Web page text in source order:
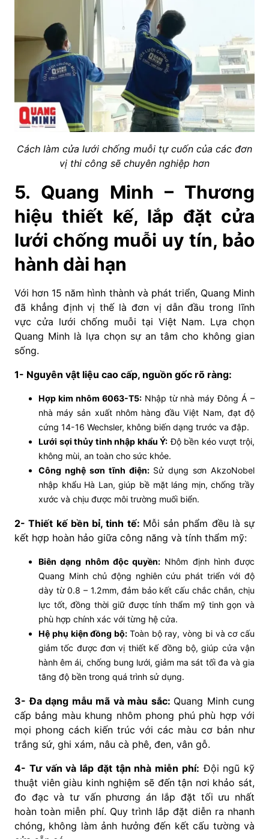
Cách làm cửa lưới chống muỗi tự cuốn của các đơn
vị thi công sẽ chuyên nghiệp hơn
5. Quang Minh – Thương
hiệu thiết kế, lắp đặt cửa
lưới chống muỗi uy tín, bảo
hành dài hạn
Với hơn 15 năm hình thành và phát triển, Quang Minh
đã khẳng định vị thế là đơn vị dẫn đầu trong lĩnh
vực cửa lưới chống muỗi tại Việt Nam. Lựa chọn
Quang Minh là lựa chọn sự an tâm cho không gian
sống.
1- Nguyên vật liệu cao cấp, nguồn gốc rõ ràng:
Hợp kim nhôm 6063-T5:Nhập từ nhà máy Đông Á –
nhà máy sản xuất nhôm hàng đầu Việt Nam, đạt độ
cứng 14-16 Wechsler, không biến dạng trước va đập.
Lưới sợi thủy tinh nhập khẩu Ý: Độ bền kéo vượt trội,
không mùi, an toàn cho sức khỏe.
Công nghệ sơn tĩnh điện:Sử dụng sơn AkzoNobel
nhập khẩu Hà Lan, giúp bề mặt láng mịn, chống trầy
xước và chịu được môi trường muối biển.
2- Thiết kế bền bỉ, tinh tế: Mỗi sản phẩm đều là sự
kết hợp hoàn hảo giữa công năng và tính thẩm mỹ:
Biên dạng nhôm độc quyền: Nhôm định hình được
Quang Minh chủ động nghiên cứu phát triển với độ
dày từ 0.8 – 1.2mm, đảm bảo kết cấu chắc chắn, chịu
lực tốt, đồng thời giữ được tính thẩm mỹ tinh gọn và
phù hợp chính xác với từng hệ cửa.
Hệ phụ kiện đồng bộ: Toàn bộ ray, vòng bi và cơ cấu
giảm tốc được đơn vị thiết kế đồng bộ, giúp cửa vận
hành êm ái, chống bung lưới, giảm ma sát tối đa và gia
tăng độ bền trong quá trình sử dụng.
3- Đa dạng mẫu mã và màu sắc: Quang Minh cung
cấp bảng màu khung nhôm phong phú phù hợp với
mọi phong cách kiến trúc với các màu cơ bản như
trắng sứ, ghi xám, nâu cà phê, đen, vân gỗ.
4- Tư vấn và lắp đặt tận nhà miễn phí: Đội ngũ kỹ
thuật viên giàu kinh nghiệm sẽ đến tận nơi khảo sát,
đo đạc và tư vấn phương án lắp đặt tối ưu nhất
hoàn toàn miễn phí. Quy trình lắp đặt diễn ra nhanh
chóng, không làm ảnh hưởng đến kết cấu tường và